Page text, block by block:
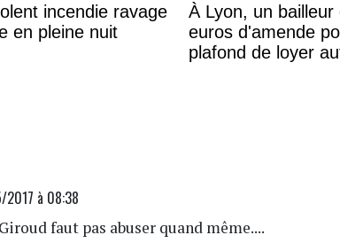
incendie ravage
en pleine nuit
À Lyon, un
euros d'amende
plafond de loyer
2017 à 08:38
faut pas abuser quand même....